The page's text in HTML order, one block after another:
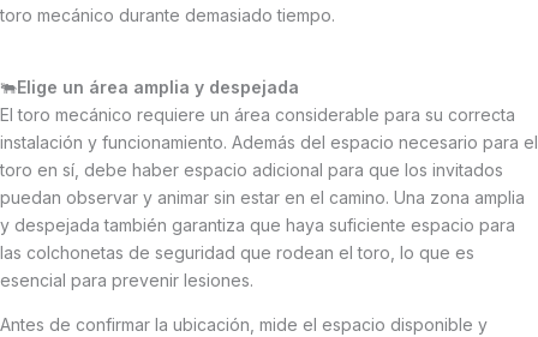
toro mecánico durante demasiado tiempo.
🐃Elige un área amplia y despejada
El toro mecánico requiere un área considerable para su correcta
instalación y funcionamiento. Además del espacio necesario para el
toro en sí, debe haber espacio adicional para que los invitados
puedan observar y animar sin estar en el camino. Una zona amplia
y despejada también garantiza que haya suficiente espacio para
las colchonetas de seguridad que rodean el toro, lo que es
esencial para prevenir lesiones.
Antes de confirmar la ubicación, mide el espacio disponible y